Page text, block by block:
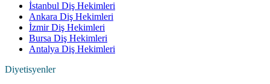
İstanbul Diş Hekimleri
Ankara Diş Hekimleri
İzmir Diş Hekimleri
Bursa Diş Hekimleri
Antalya Diş Hekimleri
Diyetisyenler